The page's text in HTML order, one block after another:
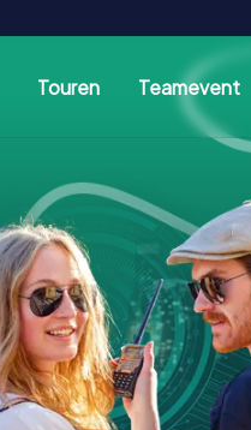
Touren Teamevent